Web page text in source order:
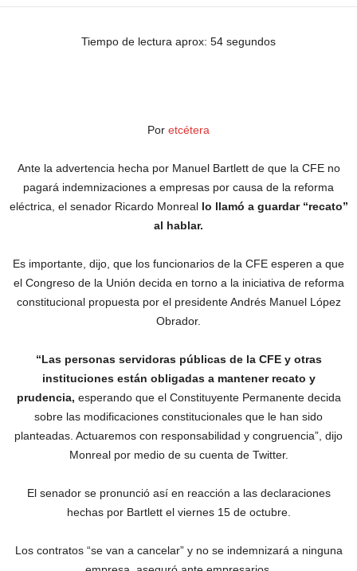
Tiempo de lectura aprox: 54 segundos
Por etcétera
Ante la advertencia hecha por Manuel Bartlett de que la CFE no
pagará indemnizaciones a empresas por causa de la reforma
eléctrica, el senador Ricardo Monreal lo llamó a guardar “recato”
al hablar.
Es importante, dijo, que los funcionarios de la CFE esperen a que
el Congreso de la Unión decida en torno a la iniciativa de reforma
constitucional propuesta por el presidente Andrés Manuel López
Obrador.
“Las personas servidoras públicas de la CFE y otras
instituciones están obligadas a mantener recato y
prudencia, esperando que el Constituyente Permanente decida
sobre las modificaciones constitucionales que le han sido
planteadas. Actuaremos con responsabilidad y congruencia”, dijo
Monreal por medio de su cuenta de Twitter.
El senador se pronunció así en reacción a las declaraciones
hechas por Bartlett el viernes 15 de octubre.
Los contratos “se van a cancelar” y no se indemnizará a ninguna